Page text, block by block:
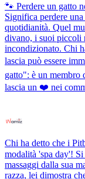
🐾 Perdere un gatto
Significa perdere
quotidianità. Quel
divano, i suoi piccoli
incondizionato. Chi
lascia può essere
gatto": è un membro
lascia un ❤️ nei
Chi ha detto che i
modalità 'spa day'!
massaggi dalla sua
razza, lei dimostra